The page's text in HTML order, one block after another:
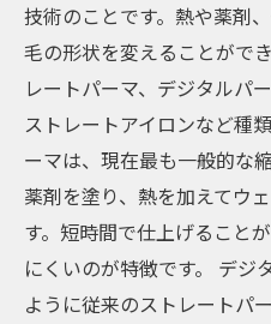
技術のことです。熱や薬剤
毛の形状を変えることがで
レートパーマ、デジタルパ
ストレートアイロンなど種
ーマは、現在最も一般的な
薬剤を塗り、熱を加えてウ
す。短時間で仕上げること
にくいのが特徴です。 デジ
ように従来のストレートパ